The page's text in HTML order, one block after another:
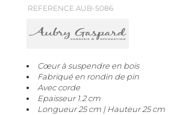
REFERENCE AUB-5086
Cœur à suspendre en bois
Fabriqué en rondin de pin
Avec corde
Epaisseur 1.2 cm
Longueur 25 cm | Hauteur 25 cm